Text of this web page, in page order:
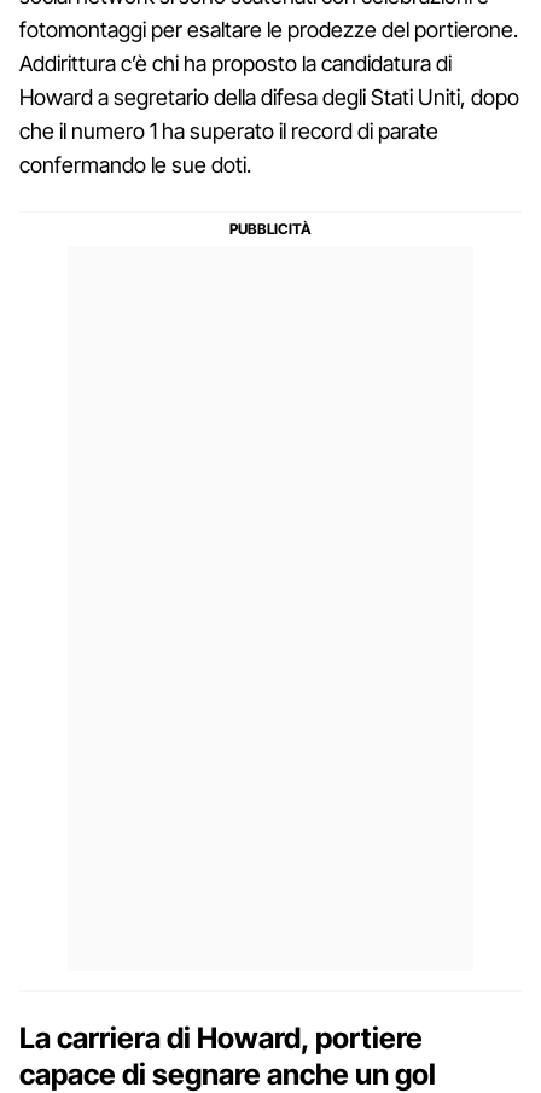
fotomontaggi per esaltare le prodezze del portierone.
Addirittura c’è chi ha proposto la candidatura di
Howard a segretario della difesa degli Stati Uniti, dopo
che il numero 1 ha superato il record di parate
confermando le sue doti.
La carriera di Howard, portiere
capace di segnare anche un gol